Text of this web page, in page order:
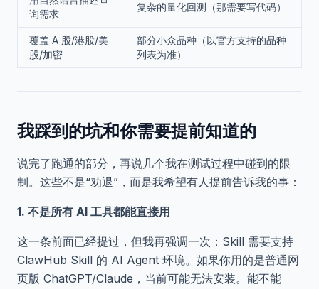
询需求
复杂的量化回测（那需要写代码）
覆盖 A 股/港股/美
股/加密
部分小众品种（以官方支持的品种
列表为准）
我踩到的坑和你需要提前知道的
说完了跑通的部分，再说几个我在测试过程中碰到的限
制。这些不是“劝退”，而是我希望有人提前告诉我的事：
1. 不是所有 AI 工具都能直接用
这一条前面已经提过，但我再强调一次：Skill 需要支持
ClawHub Skill 的 AI Agent 环境。如果你用的是普通网
页版 ChatGPT/Claude，当前可能无法安装。能不能